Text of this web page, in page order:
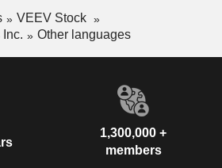
VEEV Stock
Other languages
1,300,000 +
members